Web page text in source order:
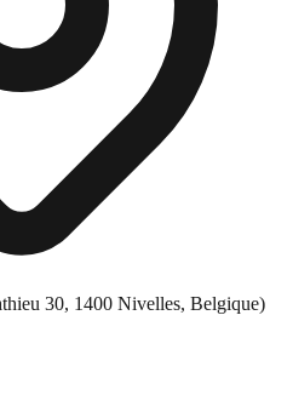
30, 1400 Nivelles, Belgique)